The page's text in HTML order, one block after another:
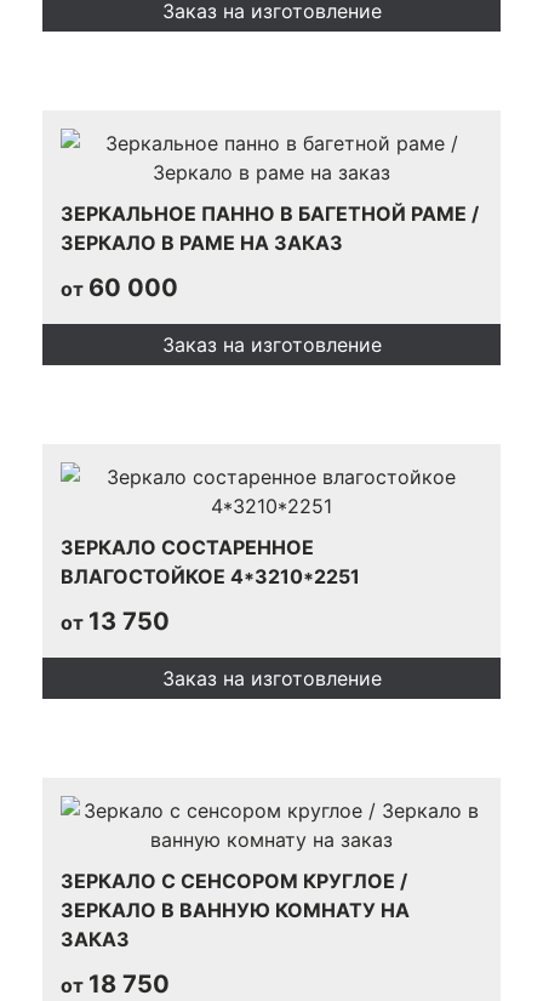
Заказ на изготовление
ЗЕРКАЛЬНОЕ ПАННО В БАГЕТНОЙ РАМЕ /
ЗЕРКАЛО В РАМЕ НА ЗАКАЗ
от 60 000
Заказ на изготовление
ЗЕРКАЛО СОСТАРЕННОЕ
ВЛАГОСТОЙКОЕ 4*3210*2251
от 13 750
Заказ на изготовление
ЗЕРКАЛО С СЕНСОРОМ КРУГЛОЕ /
ЗЕРКАЛО В ВАННУЮ КОМНАТУ НА
ЗАКАЗ
от 18 750